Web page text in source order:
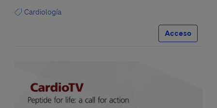
Cardiología
Acceso